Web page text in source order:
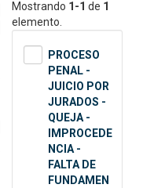
Mostrando 1-1 de 1
elemento.
PROCESO
PENAL -
JUICIO POR
JURADOS -
QUEJA -
IMPROCEDE
NCIA -
FALTA DE
FUNDAMEN